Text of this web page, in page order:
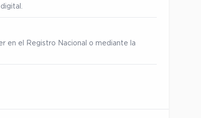
en el Registro Nacional o mediante la